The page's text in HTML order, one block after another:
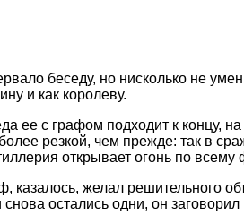
беседу, но нисколько не
и как королеву.
ее с графом подходит к концу,
резкой, чем прежде: так в
открывает огонь по всему
казалось, желал решительного
остались одни, он